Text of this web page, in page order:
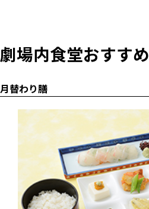
劇場内食堂おすす
月替わり膳